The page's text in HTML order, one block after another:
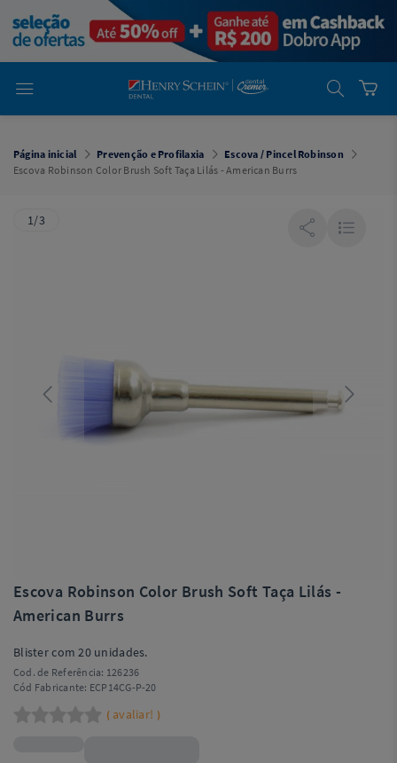
Dental
Cremer -
Henry Schein
Laboratório
Laboratório
Cremer -
Henry Schein
Software
Odontológico
Página inicial Prevenção e Profilaxia
Escova / Pincel Robinson
Escova Robinson Color Brush Soft Taça Lilás - American Burrs
1/3
Escova Robinson Color Brush Soft Taça Lilás -
American Burrs
Blister com 20 unidades.
Cod. de Referência: 126236
Cód Fabricante: ECP14CG-P-20
( avaliar! )